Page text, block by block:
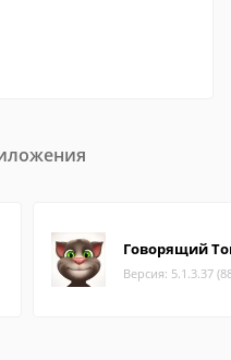
Говорящий
Версия: 5.1.3.37